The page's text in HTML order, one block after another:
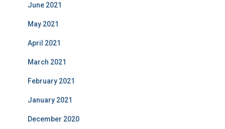
June 2021
May 2021
April 2021
March 2021
February 2021
January 2021
December 2020